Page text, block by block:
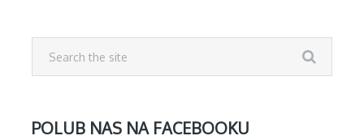
POLUB NAS NA FACEBOOKU